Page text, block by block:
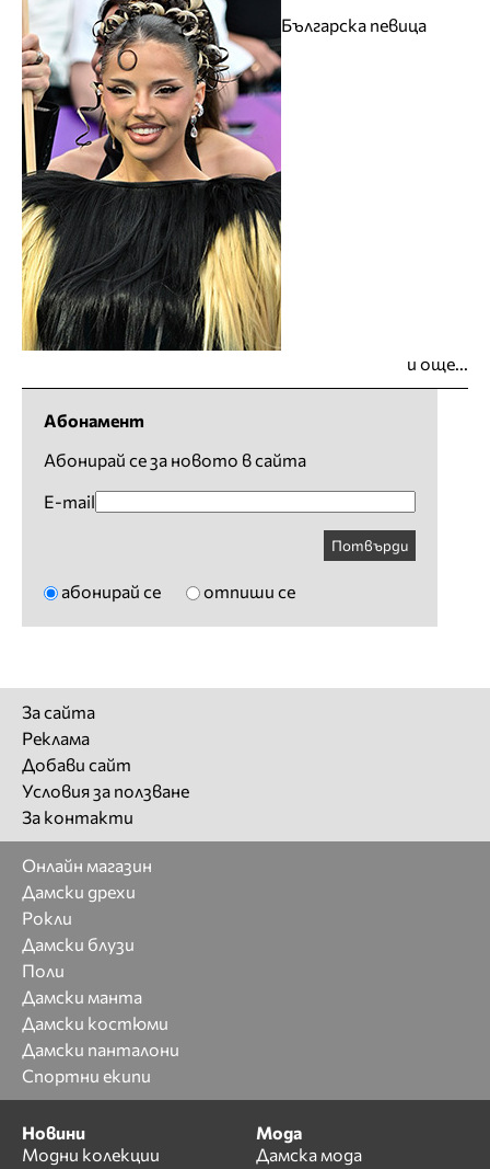
Българска певица
и още...
Абонамент
Абонирай се за новото в сайта
E-mail
Потвърди
абонирай се отпиши се
За сайта
Реклама
Добави сайт
Условия за ползване
За контакти
Онлайн магазин
Дамски дрехи
Рокли
Дамски блузи
Поли
Дамски манта
Дамски костюми
Дамски панталони
Спортни екипи
Новини
Модни колекции
Мода
Дамска мода